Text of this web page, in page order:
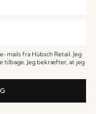
mails fra Hübsch Retail. Jeg
tilbage. Jeg bekræfter, at jeg